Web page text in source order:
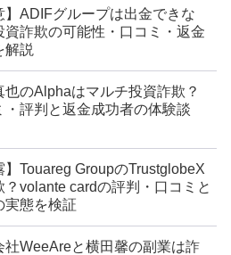
】ADIFグループは出金できな
資詐欺の可能性・口コミ・返金
解説
也のAlphaはマルチ投資詐欺？
・評判と返金成功者の体験談
】Touareg GroupのTrustglobeX
？volante cardの評判・口コミと
実態を検証
社WeeAreと横田馨の副業は詐